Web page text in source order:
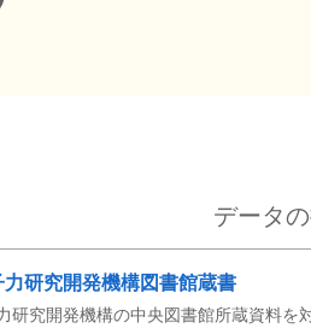
データ
力研究開発機構図書館蔵書
研究開発機構の中央図書館所蔵資料を